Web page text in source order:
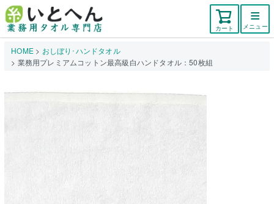
カート メニュー
HOME
おしぼり･ハンドタオル
業務用プレミアムコットン最高級白ハンドタオル：50枚組